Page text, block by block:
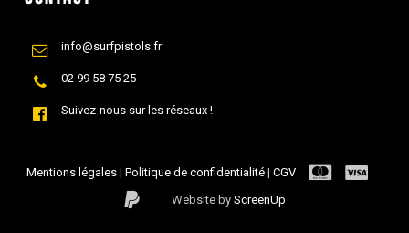
info@surfpistols.fr
02 99 58 75 25
Suivez-nous sur les réseaux !
Mentions légales|Politique de confidentialité|CGV
Website byScreenUp